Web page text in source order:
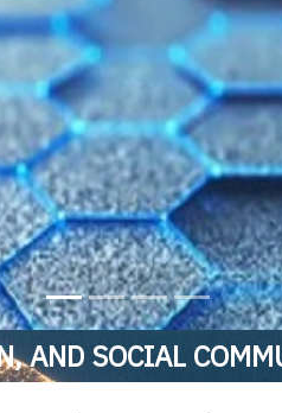
AND SOCIAL